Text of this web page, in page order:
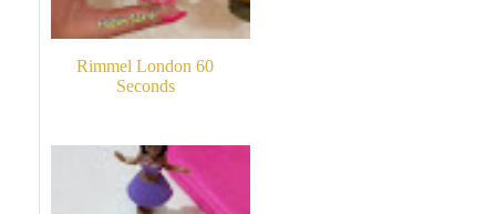
Rimmel London 60
Seconds